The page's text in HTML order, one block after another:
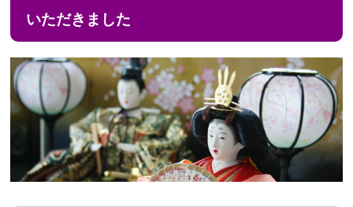
いただきました